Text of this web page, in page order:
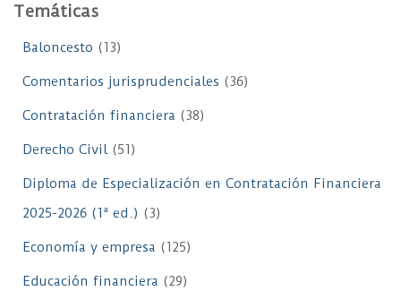
Temáticas
Baloncesto (13)
Comentarios jurisprudenciales (36)
Contratación financiera (38)
Derecho Civil(51)
Diploma de Especialización en Contratación Financiera
2025-2026 (1ª ed.) (3)
Economía y empresa (125)
Educación financiera (29)